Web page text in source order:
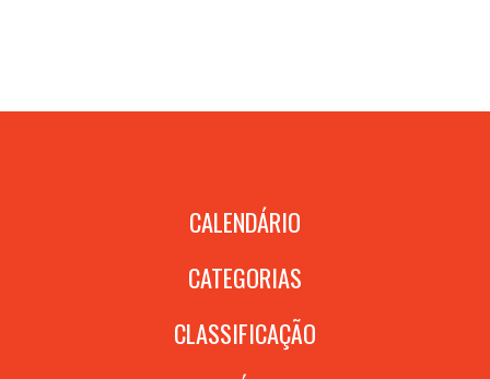
CALENDÁRIO
CATEGORIAS
CLASSIFICAÇÃO